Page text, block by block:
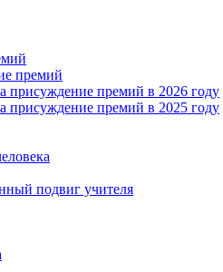
премий
присуждение премий в 2026 году
присуждение премий в 2025 году
подвиг учителя